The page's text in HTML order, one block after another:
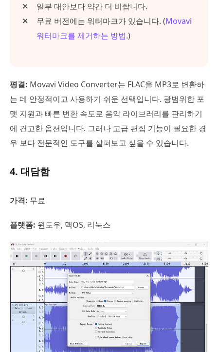
일부 대안보다 약간 더 비쌉니다.
무료 버전에는 워터마크가 있습니다. (Movavi
워터마크를 제거하는 방법.)
평결: Movavi Video Converter는 FLAC을 MP3로 변환하
는 데 안정적이고 사용하기 쉬운 선택입니다. 광범위한 포
맷 지원과 빠른 변환 속도로 음악 라이브러리를 관리하기
에 견고한 옵션입니다. 그러나 고급 편집 기능이 필요한 경
우 보다 전문적인 도구를 살펴보고 싶을 수 있습니다.
4. 대담함
가격: 무료
플랫폼: 윈도우, 맥OS, 리눅스